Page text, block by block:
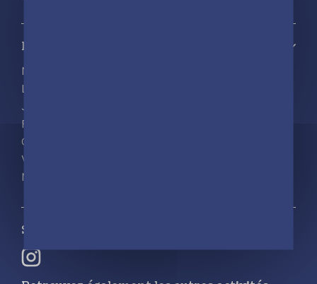
Notre catalogue
Nos nouveautés
Jeunesse
Frigobloc
Calendriers
Vie pratique
Ma liste d’envies
Suivez-nous sur nos réseaux sociaux :